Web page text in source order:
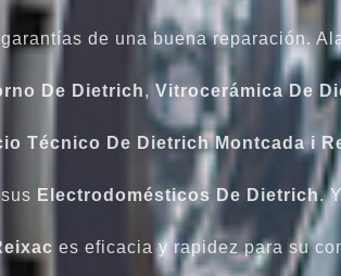
de una buena reparación.
De Dietrich, Vitrocerámica De
Técnico De Dietrich Montcada i
Electrodomésticos De Dietrich.
es eficacia y rapidez para su